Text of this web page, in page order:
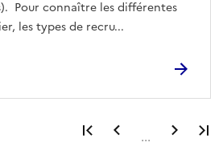
Pour connaître les différentes
les types de recru...
Première page
Page
...